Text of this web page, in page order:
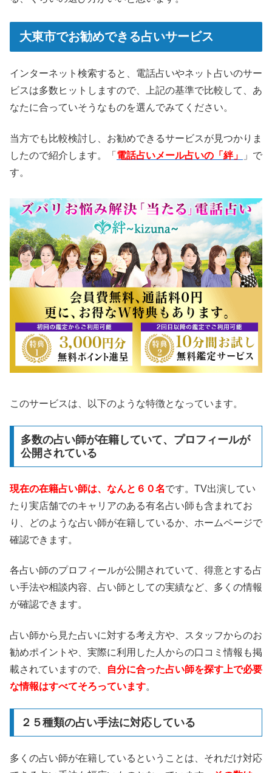
大東市でお勧めできる占いサービス
インターネット検索すると、電話占いやネット占いのサー
ビスは多数ヒットしますので、上記の基準で比較して、あ
なたに合っていそうなものを選んでみてください。
当方でも比較検討し、お勧めできるサービスが見つかりま
したので紹介します。「 電話占いメール占いの「絆」
」で
す。
このサービスは、以下のような特徴となっています。
多数の占い師が在籍していて、プロフィールが
公開されている
現在の在籍占い師は、なんと６０名です。TV出演してい
たり実店舗でのキャリアのある有名占い師も含まれてお
り、どのような占い師が在籍しているか、ホームページで
確認できます。
各占い師のプロフィールが公開されていて、得意とする占
い手法や相談内容、占い師としての実績など、多くの情報
が確認できます。
占い師から見た占いに対する考え方や、スタッフからのお
勧めポイントや、実際に利用した人からの口コミ情報も掲
載されていますので、
自分に合った占い師を探す上で必要
な情報はすべてそろっています。
２５種類の占い手法に対応している
多くの占い師が在籍しているということは、それだけ対応